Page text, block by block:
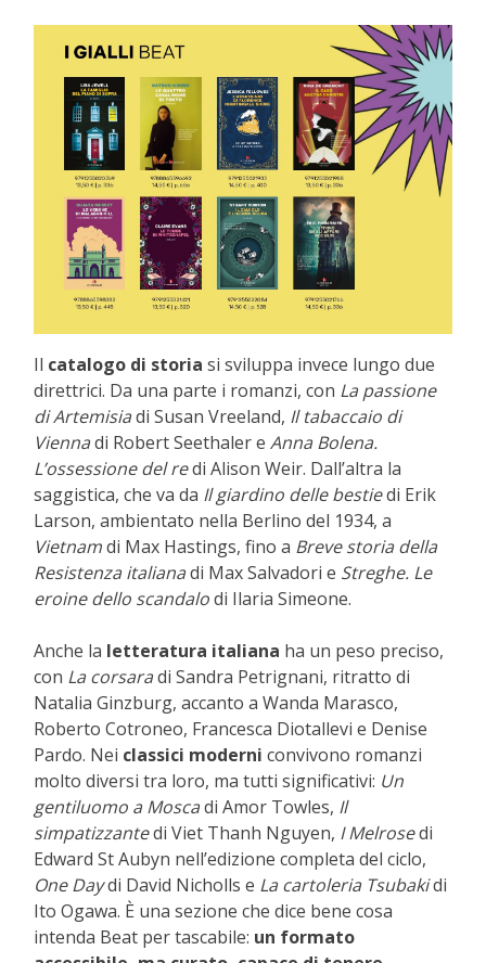
Il catalogo di storia si sviluppa invece lungo due
direttrici. Da una parte i romanzi, con La passione
di Artemisiadi Susan Vreeland, Il tabaccaio di
Viennadi Robert Seethaler e Anna Bolena.
L’ossessione del redi Alison Weir. Dall’altra la
saggistica, che va da Il giardino delle bestiedi Erik
Larson, ambientato nella Berlino del 1934, a
Vietnamdi Max Hastings, fino a Breve storia della
Resistenza italianadi Max Salvadori e Streghe. Le
eroine dello scandalodi Ilaria Simeone.
Anche la letteratura italiana ha un peso preciso,
con La corsaradi Sandra Petrignani, ritratto di
Natalia Ginzburg, accanto a Wanda Marasco,
Roberto Cotroneo, Francesca Diotallevi e Denise
Pardo. Nei classici moderni convivono romanzi
molto diversi tra loro, ma tutti significativi: Un
gentiluomo a Moscadi Amor Towles, Il
simpatizzantedi Viet Thanh Nguyen, I Melrosedi
Edward St Aubyn nell’edizione completa del ciclo,
One Daydi David Nicholls e La cartoleria Tsubakidi
Ito Ogawa. È una sezione che dice bene cosa
intenda Beat per tascabile: un formato